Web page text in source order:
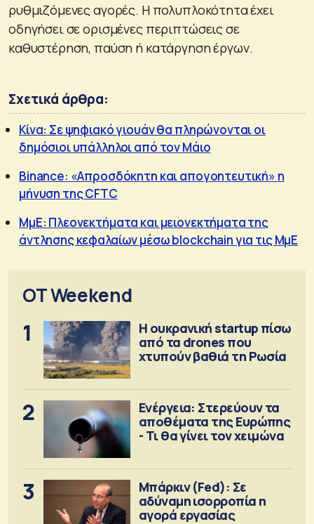
ρυθμιζόμενες αγορές. Η πολυπλοκότητα έχει
οδηγήσει σε ορισμένες περιπτώσεις σε
καθυστέρηση, παύση ή κατάργηση έργων.
Σχετικά άρθρα:
Κίνα: Σε ψηφιακό γιουάν θα πληρώνονται οι
δημόσιοι υπάλληλοι από τον Μάιο
Binance: «Απροσδόκητη και απογοητευτική» η
μήνυση της CFTC
ΜμΕ: Πλεονεκτήματα και μειονεκτήματα της
άντλησης κεφαλαίων μέσω blockchain για τις ΜμΕ
OT Weekend
1
Η ουκρανική startup πίσω
από τα drones που
χτυπούν βαθιά τη Ρωσία
2
Ενέργεια: Στερεύουν τα
αποθέματα της Ευρώπης
- Τι θα γίνει τον χειμώνα
3
Μπάρκιν (Fed): Σε
αδύναμη ισορροπία η
αγορά εργασίας